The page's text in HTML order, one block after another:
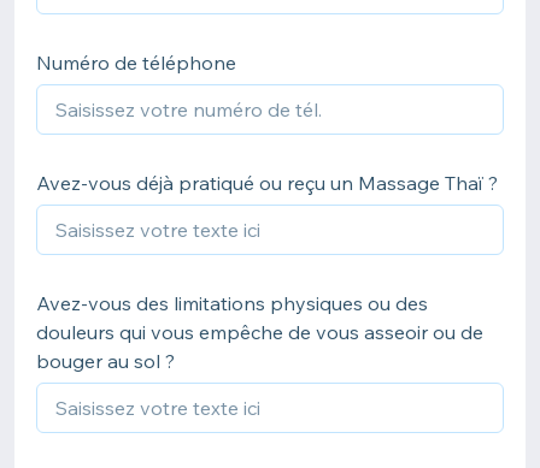
Numéro de téléphone
Avez-vous déjà pratiqué ou reçu un Massage Thaï ?
Avez-vous des limitations physiques ou des
douleurs qui vous empêche de vous asseoir ou de
bouger au sol ?